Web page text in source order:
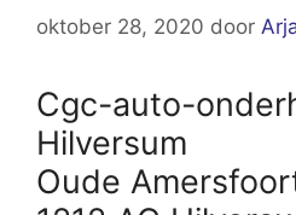
oktober 28, 2020 door
Cgc-auto-
Hilversum
Oude